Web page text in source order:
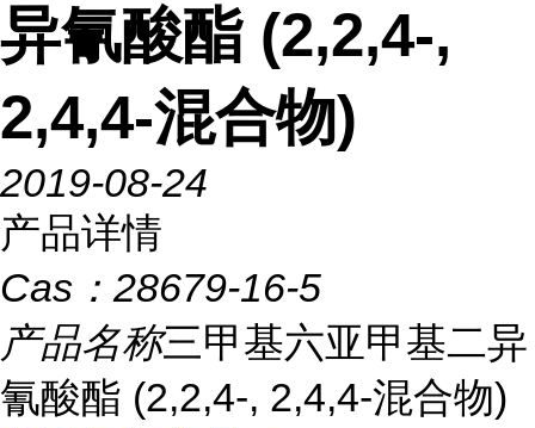
异氰酸酯 (2,2,4-,
2,4,4-混合物)
2019-08-24
产品详情
Cas： 28679-16-5
产品名称三甲基六亚甲基二异
氰酸酯 (2,2,4-, 2,4,4-混合物)